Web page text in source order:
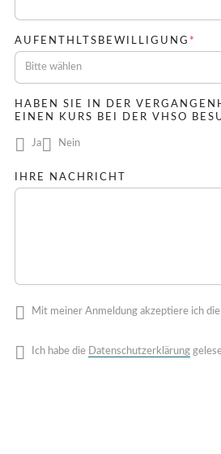
AUFENTHLTSBEWILLIGUNG *
Bitte wählen
HABEN SIE IN DER
EINEN KURS BEI DER VHSO
Ja Nein
IHRE NACHRICHT
Mit meiner Anmeldung akzeptiere ich die
Ich habe die Datenschutzerklärung